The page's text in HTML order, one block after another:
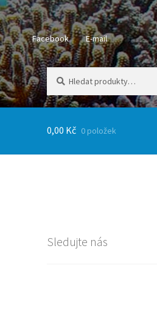
Facebook E-mail
Hledat:
Hledat
0,00 Kč 0 položek
Sledujte nás